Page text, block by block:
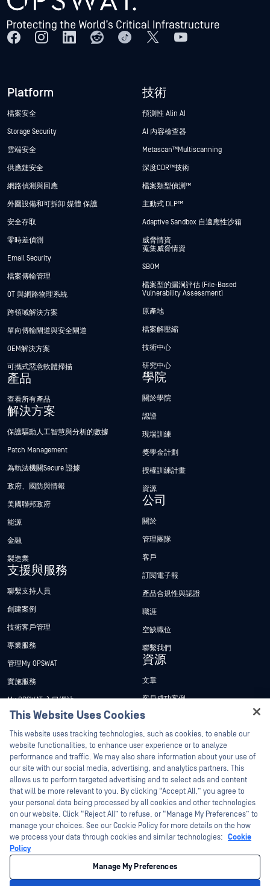
Platform
檔案安全
Storage Security
雲端安全
供應鏈安全
網路偵測與回應
外圍設備和可拆卸 媒體 保護
安全存取
零時差偵測
Email Security
檔案傳輸管理
OT 與網路物理系統
跨領域解決方案
單向傳輸閘道與安全閘道
OEM解決方案
可攜式惡意軟體掃描
產品
查看所有產品
解決方案
保護驅動人工智慧與分析的數據
Patch Management
為執法機關Secure 證據
政府、國防與情報
美國聯邦政府
能源
金融
製造業
支援與服務
聯繫支持人員
創建案例
技術客戶管理
專業服務
管理My OPSWAT
實施服務
My OPSWAT 入口網站
技術檔案
訓練
漏洞通報計畫
合作夥伴
認證
技術合作夥伴
管道合作夥伴計劃
技術
預測性 Alin AI
AI 內容檢查器
Metascan™ Multiscanning
深度CDR™技術
檔案類型偵測™
主動式 DLP™
Adaptive Sandbox 自適應性沙箱
威脅情資
蒐集威脅情資
SBOM
檔案型的漏洞評估 (File-Based
Vulnerability Assessment)
原產地
檔案解壓縮
技術中心
研究中心
學院
關於學院
認證
現場訓練
獎學金計劃
授權訓練計畫
資源
公司
關於
管理團隊
客戶
訂閱電子報
產品合規性與認證
職涯
空缺職位
聯繫我們
資源
文章
客戶成功案例
新聞稿
新聞報導
網路研討會
產品型錄
白皮書
免費工具
©2026OPSWAT . 保留所有權利。OPSWAT、MetaDefender、Metascan、
MetaAccess、OPSWAT 、Trust no File. Trust No Device.、OPSWAT 、Protecting the
World's Critical Infrastructure、Deep CDR™ Technology、InQuest、InQuest標誌、
DFI、RetroHunt、Deep File Inspection 及 Join the Hunt 均為OPSWAT 之商標。第三
This Website Uses Cookies
This website uses tracking technologies, such as cookies, to enable our
website functionalities, to enhance user experience or to analyze
performance and traffic. We may also share information about your use of
our site with our social media, advertising, and analytics partners. This
allows us to perform targeted advertising and to select ads and content
that will be more relevant to you. By clicking “Accept All,” you agree to
your personal data being processed by all cookies and other technologies
on our website. Click “Reject All” to refuse, or “Manage My Preferences” to
manage your choices. See our Cookie Policy for more details on the how
we process your data through cookies and similar technologies: Cookie
Policy
Manage My Preferences
Hey there!
I'm Ozzy, your OPSWAT virtual assistant.
How can I help you secure what's critical
today?